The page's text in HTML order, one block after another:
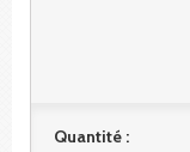
Quantité :